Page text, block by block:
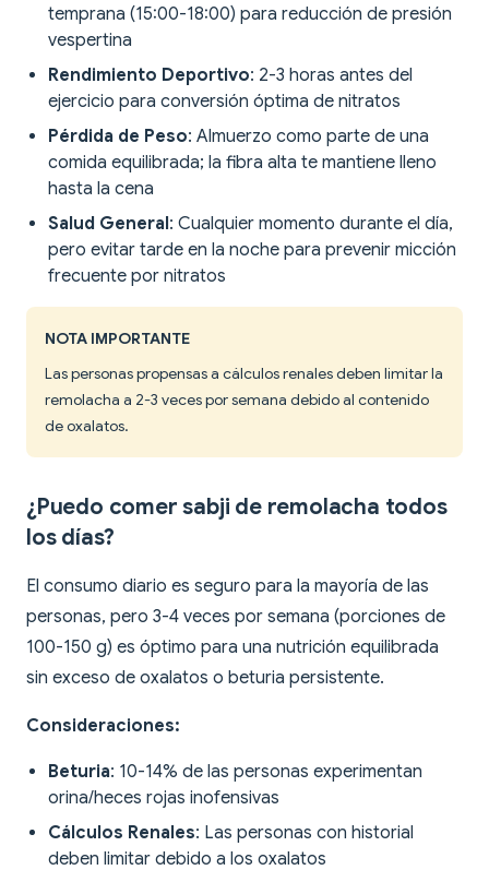
temprana (15:00-18:00) para reducción de presión
vespertina
Rendimiento Deportivo: 2-3 horas antes del
ejercicio para conversión óptima de nitratos
Pérdida de Peso: Almuerzo como parte de una
comida equilibrada; la fibra alta te mantiene lleno
hasta la cena
Salud General: Cualquier momento durante el día,
pero evitar tarde en la noche para prevenir micción
frecuente por nitratos
NOTA IMPORTANTE
Las personas propensas a cálculos renales deben limitar la
remolacha a 2-3 veces por semana debido al contenido
de oxalatos.
¿Puedo comer sabji de remolacha todos
los días?
El consumo diario es seguro para la mayoría de las
personas, pero 3-4 veces por semana (porciones de
100-150 g) es óptimo para una nutrición equilibrada
sin exceso de oxalatos o beturia persistente.
Consideraciones:
Beturia: 10-14% de las personas experimentan
orina/heces rojas inofensivas
Cálculos Renales: Las personas con historial
deben limitar debido a los oxalatos